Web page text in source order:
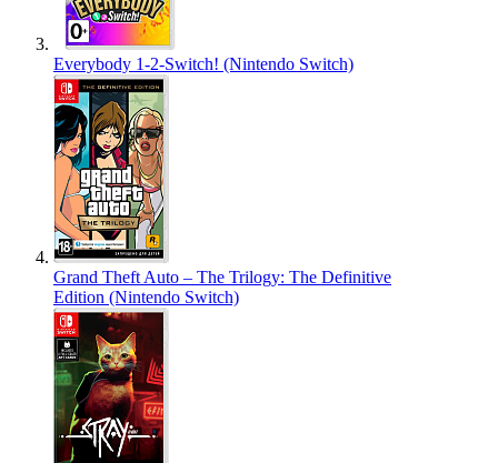
Everybody 1-2-Switch! (Nintendo Switch)
Grand Theft Auto – The Trilogy: The Definitive
Edition (Nintendo Switch)